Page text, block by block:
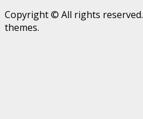
Copyright © All rights reserved.
themes.